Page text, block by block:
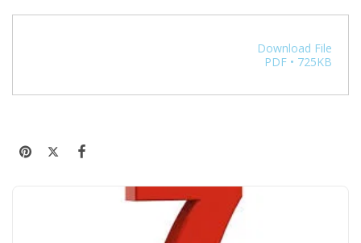
Download File
PDF • 725KB